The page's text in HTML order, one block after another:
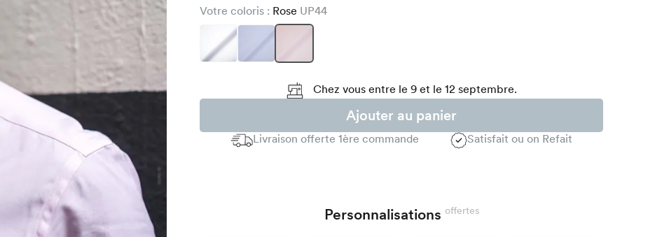
Votre coloris : Rose UP44
Chez vous entre le 9 et le 12 septembre.
Ajouter au panier
Livraison offerte 1ère commande Satisfait ou on Refait
Personnalisations offertes